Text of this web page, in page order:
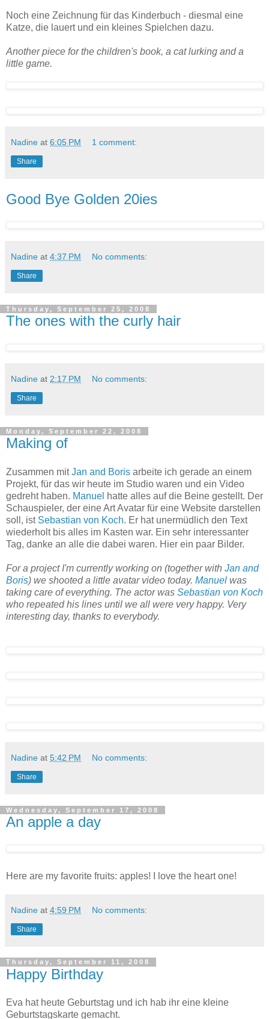
Noch eine Zeichnung für das Kinderbuch - diesmal eine
Katze, die lauert und ein kleines Spielchen dazu.
Another piece for the children's book, a cat lurking and a
little game.
Nadine at 6:05 PM 1 comment:
Share
Good Bye Golden 20ies
Nadine at 4:37 PM No comments:
Share
Thursday, September 25, 2008
The ones with the curly hair
Nadine at 2:17 PM No comments:
Share
Monday, September 22, 2008
Making of
Zusammen mitJan and Boris arbeite ich gerade an einem
Projekt, für das wir heute im Studio waren und ein Video
gedreht haben. Manuel hatte alles auf die Beine gestellt. Der
Schauspieler, der eine Art Avatar für eine Website darstellen
soll, ist Sebastian von Koch. Er hat unermüdlich den Text
wiederholt bis alles im Kasten war. Ein sehr interessanter
Tag, danke an alle die dabei waren. Hier ein paar Bilder.
For a project I'm currently working on (together with Jan and
Boris) we shooted a little avatar video today. Manuel was
taking care of everything. The actor was Sebastian von Koch
who repeated his lines until we all were very happy. Very
interesting day, thanks to everybody.
Nadine at 5:42 PM No comments:
Share
Wednesday, September 17, 2008
An apple a day
Here are my favorite fruits: apples! I love the heart one!
Nadine at 4:59 PM No comments:
Share
Thursday, September 11, 2008
Happy Birthday
Eva hat heute Geburtstag und ich hab ihr eine kleine
Geburtstagskarte gemacht.